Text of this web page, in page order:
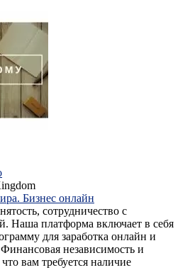
Бизнес онлайн
сотрудничество с
Наша платформа включает в себя
для заработка онлайн и
независимость и
вам требуется наличие